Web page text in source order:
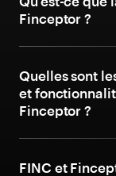
Finceptor ?
Quelles sont
et
Finceptor ?
FINC et